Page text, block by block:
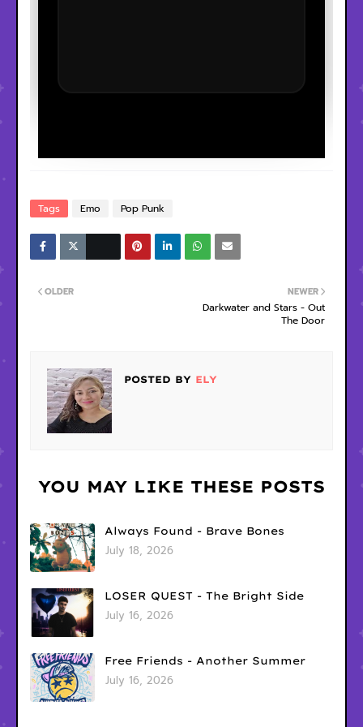
Tags Emo Pop Punk
NEWER
Darkwater and Stars - Out
The Door
OLDER
POSTED BY ELY
YOU MAY LIKE THESE POSTS
Always Found - Brave Bones
July 18, 2026
LOSER QUEST - The Bright Side
July 16, 2026
Free Friends - Another Summer
July 16, 2026